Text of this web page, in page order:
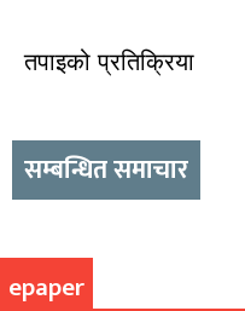
तपाइको प्रतिक्रिया
सम्बन्धित समाचार
epaper